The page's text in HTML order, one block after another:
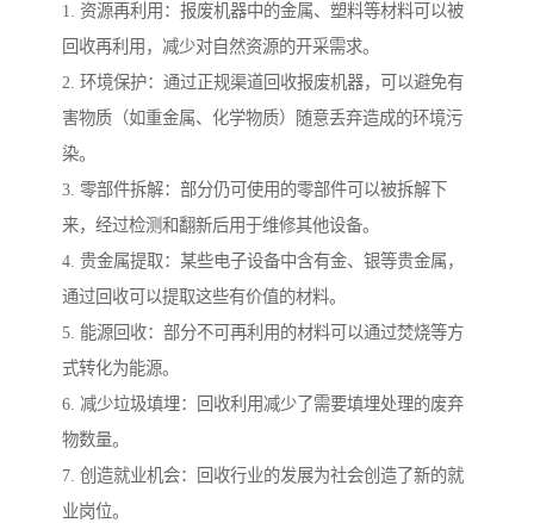
1. 资源再利用：报废机器中的金属、塑料等材料可以被
回收再利用，减少对自然资源的开采需求。
2. 环境保护：通过正规渠道回收报废机器，可以避免有
害物质（如重金属、化学物质）随意丢弃造成的环境污
染。
3. 零部件拆解：部分仍可使用的零部件可以被拆解下
来，经过检测和翻新后用于维修其他设备。
4. 贵金属提取：某些电子设备中含有金、银等贵金属，
通过回收可以提取这些有价值的材料。
5. 能源回收：部分不可再利用的材料可以通过焚烧等方
式转化为能源。
6. 减少垃圾填埋：回收利用减少了需要填埋处理的废弃
物数量。
7. 创造就业机会：回收行业的发展为社会创造了新的就
业岗位。